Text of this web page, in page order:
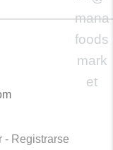
- Registrarse